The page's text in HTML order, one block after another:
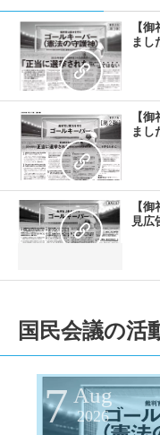
【
まし
【
まし
【
見広
国民会議の活
7 Aug
2026